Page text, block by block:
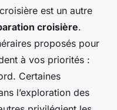
est un autre
croisière.
proposés pour
à vos priorités :
Certaines
l’exploration des